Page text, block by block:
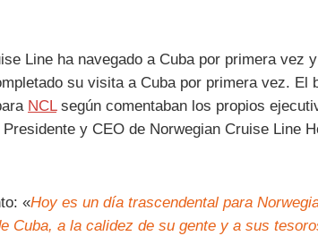
Line ha navegado a Cuba por primera
su visita a Cuba por primera vez. El
NCLsegún comentaban los propios
y CEO de Norwegian Cruise Line
«Hoy es un día trascendental para
Cuba, a la calidez de su gente y a sus